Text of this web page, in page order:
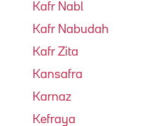
Kafr Nabl
Kafr Nabudah
Kafr Zita
Kansafra
Karnaz
Kefraya